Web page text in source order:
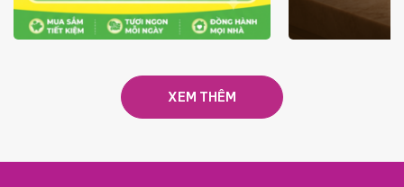
GIÁ LUÔN RẺ TỪ 6/8 - 31/10
ƯU
XEM THÊM